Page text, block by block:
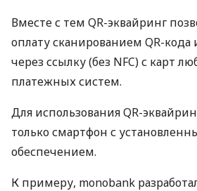
Вместе с тем QR-эквайринг
оплату сканированием QR-
через ссылку (без NFC) с карт
платежных систем.
Для использования QR-
только смартфон с
обеспечением.
К примеру, monobank